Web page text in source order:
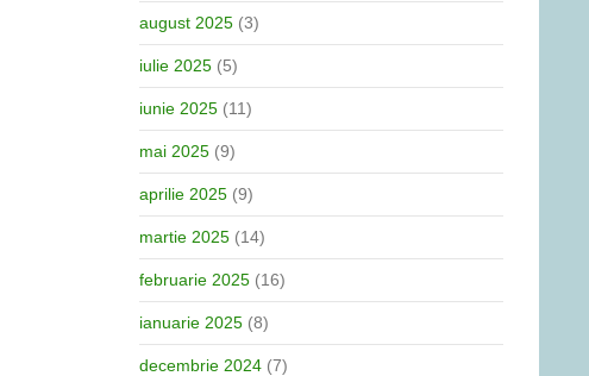
august 2025 (3)
iulie 2025 (5)
iunie 2025 (11)
mai 2025 (9)
aprilie 2025 (9)
martie 2025 (14)
februarie 2025 (16)
ianuarie 2025 (8)
decembrie 2024 (7)